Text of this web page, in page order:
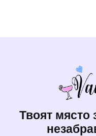
Твоят място